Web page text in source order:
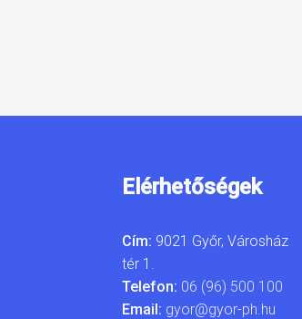
Elérhetőségek
Cím: 9021 Győr, Városház
tér 1.
Telefon: 06 (96) 500 100
Email: gyor@gyor-ph.hu